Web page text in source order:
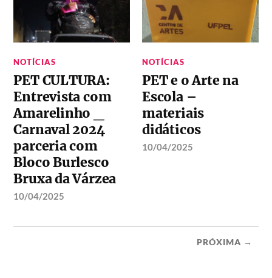
NOTÍCIAS
PET CULTURA:
Entrevista com
Amarelinho _
Carnaval 2024
parceria com
Bloco Burlesco
Bruxa da Várzea
10/04/2025
NOTÍCIAS
PET e o Arte na
Escola –
materiais
didáticos
10/04/2025
PRÓXIMA →